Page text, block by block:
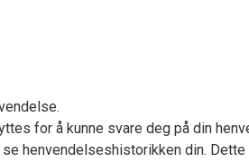
for å kunne svare deg på din
henvendelseshistorikken din.